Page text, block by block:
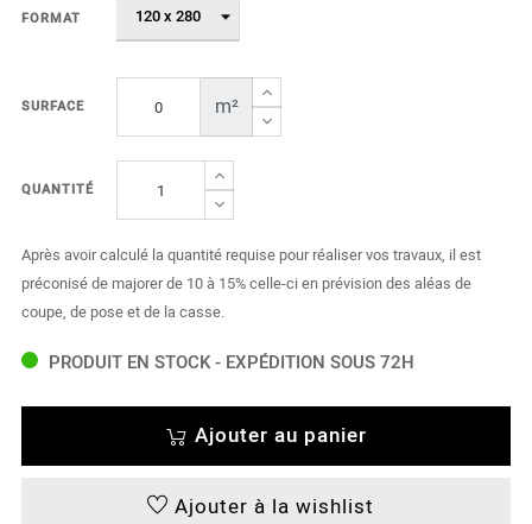
FORMAT
SURFACE m²
QUANTITÉ
Après avoir calculé la quantité requise pour réaliser vos travaux, il est
préconisé de majorer de 10 à 15% celle-ci en prévision des aléas de
coupe, de pose et de la casse.
PRODUIT EN STOCK - EXPÉDITION SOUS 72H
Ajouter au panier
Ajouter à la wishlist